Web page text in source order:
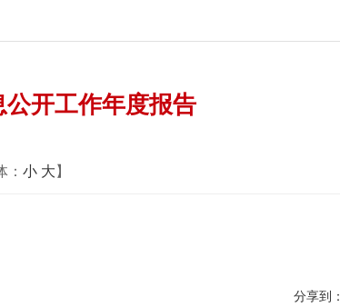
开工作年度报告
： 小 大 】
分享到：